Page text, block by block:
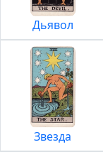
Дьявол
Звезда